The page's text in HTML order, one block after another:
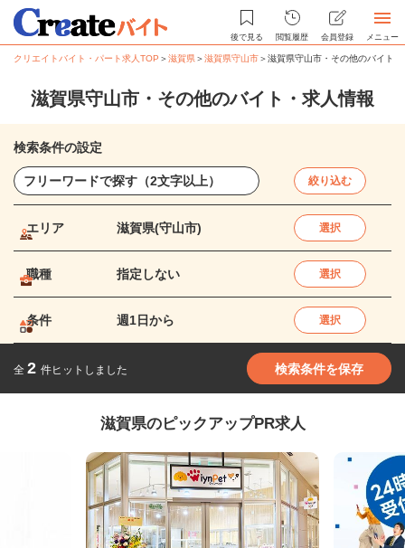
後で見る 閲覧履歴 会員登録 メニュー
クリエイトバイト・パート求人TOP ＞滋賀県＞滋賀県守山市＞滋賀県守山市・その他のバイト
滋賀県守山市・その他のバイト・求人情報
検索条件の設定
絞り込む
エリア 滋賀県(守山市) 選択
職種 指定しない 選択
条件 週1日から 選択
全 2 件ヒットしました 検索条件を保存
滋賀県のピックアップPR求人